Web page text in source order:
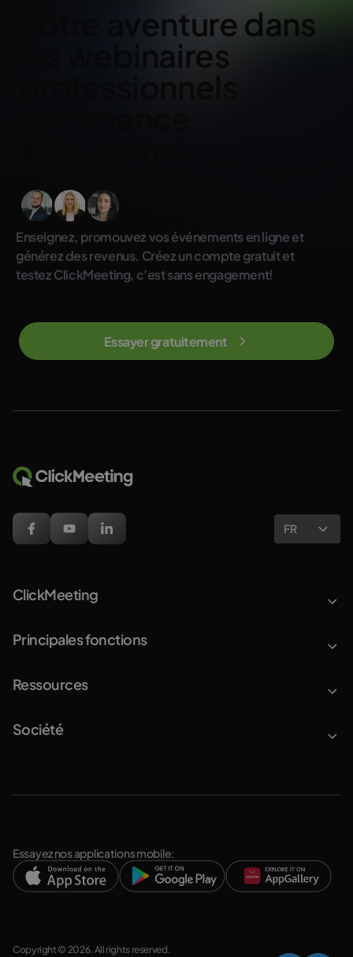
Votre aventure dans
les webinaires
professionnels
Enseignez, promouvez vos événements en ligne et
générez des revenus. Créez un compte gratuit et
testez ClickMeeting, c’est sans engagement!
Essayer gratuitement
FR
ClickMeeting
Principales fonctions
Ressources
Société
Essayez nos applications mobile:
Copyright © 2026. All rights reserved.